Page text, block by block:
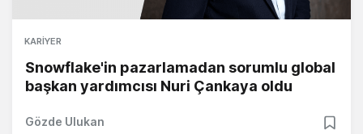
KARIYER
Snowflake'in pazarlamadan sorumlu global
başkan yardımcısı Nuri Çankaya oldu
Gözde Ulukan